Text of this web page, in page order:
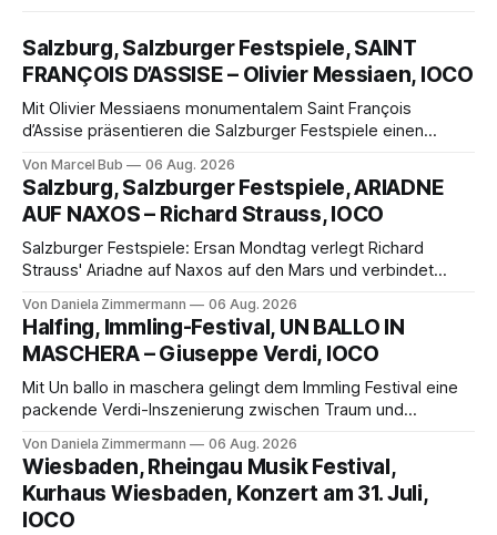
Salzburg, Salzburger Festspiele, SAINT
FRANÇOIS D’ASSISE – Olivier Messiaen, IOCO
Mit Olivier Messiaens monumentalem Saint François
d’Assise präsentieren die Salzburger Festspiele einen
eine bildgewaltige Inszenierung, Maxime Pascal entfaltet
die komplexe Partitur eindrucksvoll, Philippe Sly berührt als
Franziskus.
Von Marcel Bub 06 Aug. 2026
Salzburg, Salzburger Festspiele, ARIADNE
AUF NAXOS – Richard Strauss, IOCO
Salzburger Festspiele: Ersan Mondtag verlegt Richard
Strauss' Ariadne auf Naxos auf den Mars und verbindet
Aufführung mit starken Solisten und den Wiener
Philharmonikern, szenisch bleibt der zweite Akt jedoch
hinter den Erwartungen zurück.
Von Daniela Zimmermann 06 Aug. 2026
Halfing, Immling-Festival, UN BALLO IN
MASCHERA – Giuseppe Verdi, IOCO
Mit Un ballo in maschera gelingt dem Immling Festival eine
packende Verdi-Inszenierung zwischen Traum und
psychologische Tiefe mit starken Bildern, getragen von
einem spielfreudigen Ensemble und einer musikalisch
überzeugenden Gesamtleistung.
Von Daniela Zimmermann 06 Aug. 2026
Wiesbaden, Rheingau Musik Festival,
Kurhaus Wiesbaden, Konzert am 31. Juli,
IOCO